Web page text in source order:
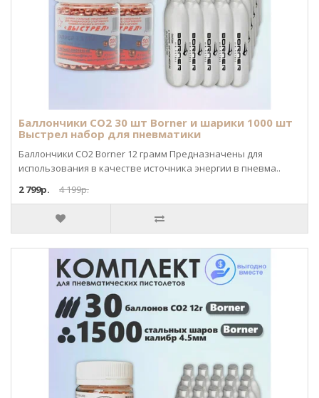
Баллончики CO2 30 шт Borner и шарики 1000 шт
Выстрел набор для пневматики
Баллончики CO2 Borner 12 грамм Предназначены для
использования в качестве источника энергии в пневма..
2 799р.
4 199р.